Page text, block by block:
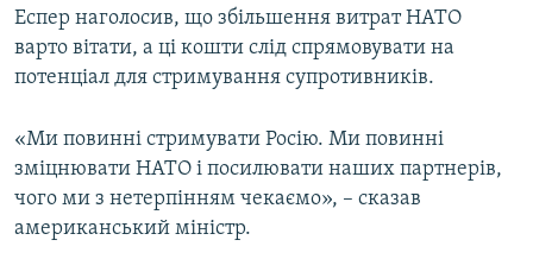
Еспер наголосив, що збільшення витрат НАТО
варто вітати, а ці кошти слід спрямовувати на
потенціал для стримування супротивників.
«Ми повинні стримувати Росію. Ми повинні
зміцнювати НАТО і посилювати наших партнерів,
чого ми з нетерпінням чекаємо», – сказав
американський міністр.